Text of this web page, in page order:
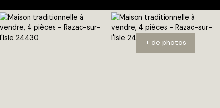
+ de photos